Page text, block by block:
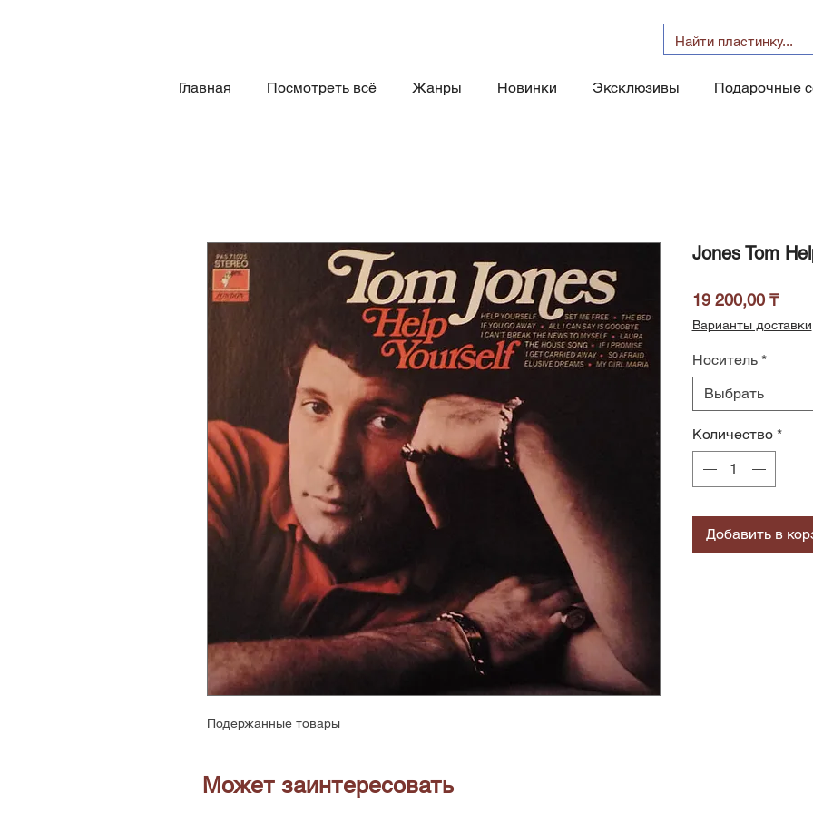
Главная Посмотреть всё Жанры Новинки Эксклюзивы Подарочные
Подержанные товары
Jones Tom
19 200,00 ₸
Варианты доставки
Носитель *
Выбрать
Количество *
Добавить в
Может заинтересовать